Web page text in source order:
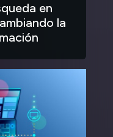
en
la